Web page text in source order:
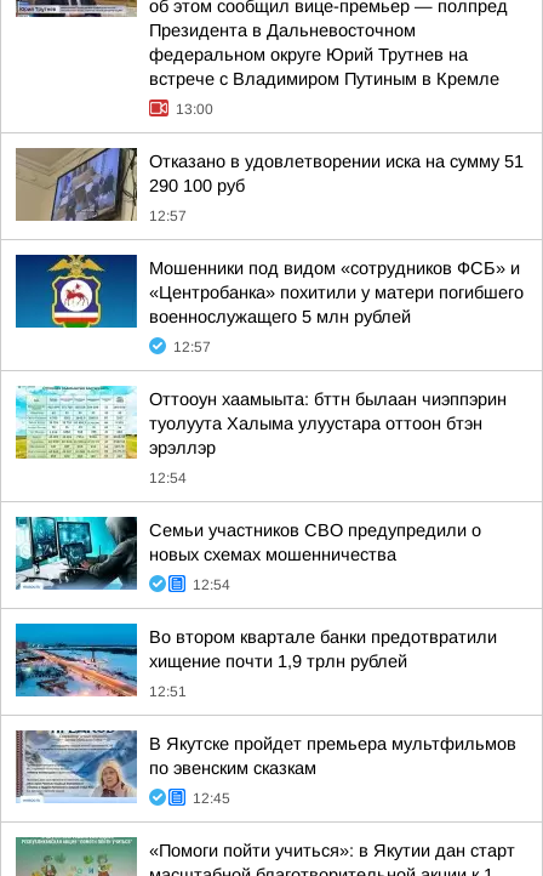
об этом сообщил вице-премьер — полпред
Президента в Дальневосточном
федеральном округе Юрий Трутнев на
встрече с Владимиром Путиным в Кремле
13:00
Отказано в удовлетворении иска на сумму 51
290 100 руб
12:57
Мошенники под видом «сотрудников ФСБ» и
«Центробанка» похитили у матери погибшего
военнослужащего 5 млн рублей
12:57
Оттооун хаамыыта: бттн былаан чиэппэрин
туолуута Халыма улуустара оттоон бтэн
эрэллэр
12:54
Семьи участников СВО предупредили о
новых схемах мошенничества
12:54
Во втором квартале банки предотвратили
хищение почти 1,9 трлн рублей
12:51
В Якутске пройдет премьера мультфильмов
по эвенским сказкам
12:45
«Помоги пойти учиться»: в Якутии дан старт